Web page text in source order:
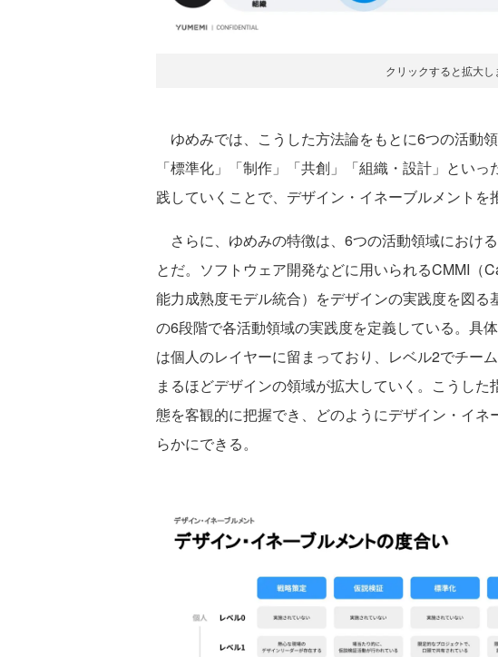
クリックすると拡大し
ゆめみでは、こうした方法論をもとに6つの活動
「標準化」「制作」「共創」「組織・設計」とい
践していくことで、デザイン・イネーブルメントを
さらに、ゆめみの特徴は、6つの活動領域におけ
とだ。ソフトウェア開発などに用いられるCMMI（
能力成熟度モデル統合）をデザインの実践度を図
の6段階で各活動領域の実践度を定義している。具
は個人のレイヤーに留まっており、レベル2でチー
まるほどデザインの領域が拡大していく。こうし
態を客観的に把握でき、どのようにデザイン・イ
らかにできる。